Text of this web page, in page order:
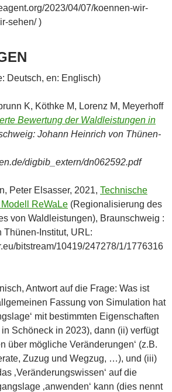
2023/04/07/koennen-wir-
sehen/ )
Deutsch, en: Englisch)
K, Köthke M, Lorenz M, Meyerhoff
Bewertung der Waldleistungen in
Johann Heinrich von Thünen-
digbib_extern/dn062592.pdf
Peter Elsasser, 2021, Technische
ReWaLe (Regionalisierung des
von Waldleistungen), Braunschweig :
Institut, URL:
bitstream/10419/247278/1/1776316
Antwort auf die Frage: Was ist
Fassung von Simulation hat
mit bestimmten Eigenschaften
Schöneck in 2023), dann (ii) verfügt
über mögliche Veränderungen‘ (z.B.
Zuzug und Wegzug, …), und (iii)
‚Veränderungswissen‘ auf die
‚anwenden‘ kann (dies nennt